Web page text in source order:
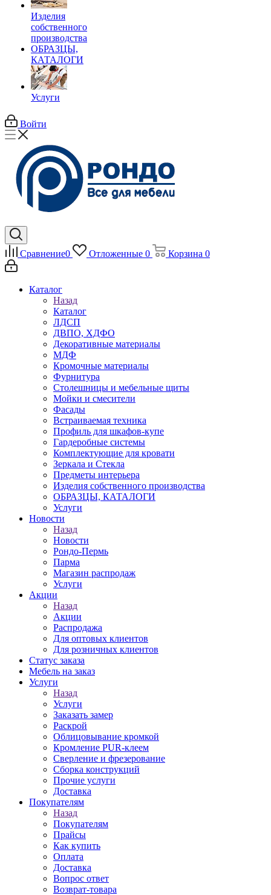
Изделия
собственного
производства
ОБРАЗЦЫ,
КАТАЛОГИ
Услуги
Войти
Сравнение0 Отложенные 0 Корзина 0
Каталог
Назад
Каталог
ЛДСП
ДВПО, ХДФО
Декоративные материалы
МДФ
Кромочные материалы
Фурнитура
Столешницы и мебельные щиты
Мойки и смесители
Фасады
Встраиваемая техника
Профиль для шкафов-купе
Гардеробные системы
Комплектующие для кровати
Зеркала и Стекла
Предметы интерьера
Изделия собственного производства
ОБРАЗЦЫ, КАТАЛОГИ
Услуги
Новости
Назад
Новости
Рондо-Пермь
Парма
Магазин распродаж
Услуги
Акции
Назад
Акции
Распродажа
Для оптовых клиентов
Для розничных клиентов
Статус заказа
Мебель на заказ
Услуги
Назад
Услуги
Заказать замер
Раскрой
Облицовывание кромкой
Кромление PUR-клеем
Сверление и фрезерование
Сборка конструкций
Прочие услуги
Доставка
Покупателям
Назад
Покупателям
Прайсы
Как купить
Оплата
Доставка
Вопрос ответ
Возврат-товара